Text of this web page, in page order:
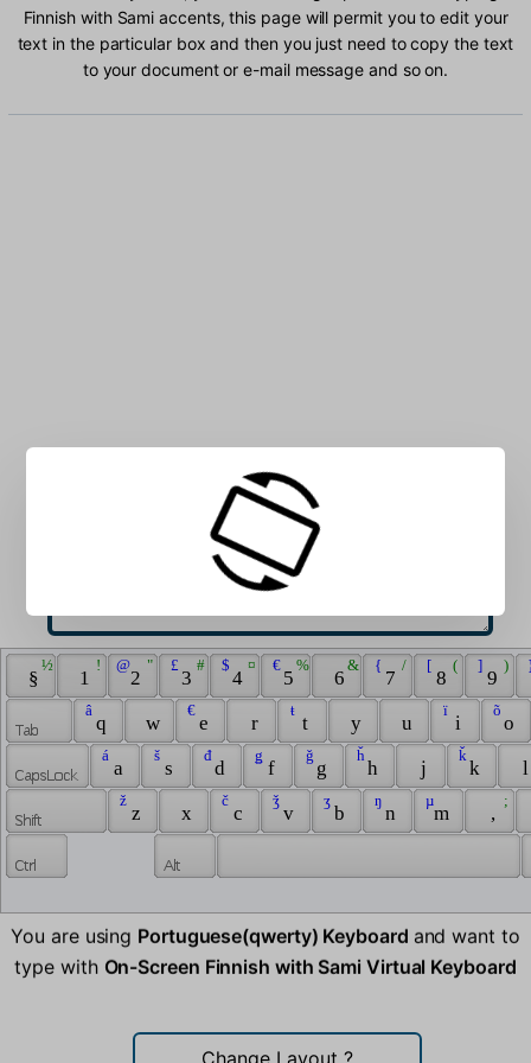
Finnish with Sami accents, this page will permit you to edit your
text in the particular box and then you just need to copy the text
to your document or e-mail message and so on.
Type Finnish with Sami characters into the box:
§
½
1
!
2
"
@
3
#
£
4
¤
$
5
%
€
6
&
7
/
{
8
(
[
9
)
]
q
â
w e
€
r t
ŧ
y u i
ï
o
õ
a
á
s
š
d
đ
f
ǥ
g
ǧ
h
ȟ
j k
ǩ
z
ž
x c
č
v
ǯ
b
ʒ
n
ŋ
m
µ
,
;
You are using Portuguese(qwerty) Keyboard and want to
type with On-Screen Finnish with Sami Virtual Keyboard
Change Layout ?